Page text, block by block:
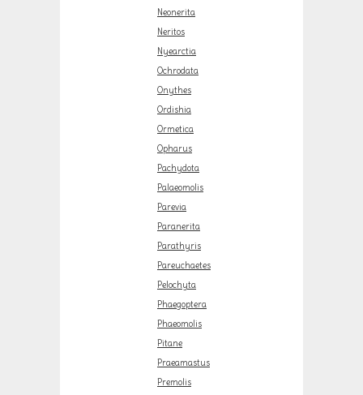
Neonerita
Neritos
Nyearctia
Ochrodata
Onythes
Ordishia
Ormetica
Opharus
Pachydota
Palaeomolis
Parevia
Paranerita
Parathyris
Pareuchaetes
Pelochyta
Phaegoptera
Phaeomolis
Pitane
Praeamastus
Premolis